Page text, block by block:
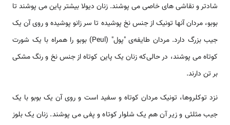
شادتر و نقاشی های خاصی می پوشند. زنان دیولا بیشتر پاین می پوشند تا
بوبو، مردان آنها تونیک از جنس نخ پوشیده تا سر زانو پوشیده و روی آن یک
جیب بزرگ دارد. مردان طایفه‌ی "پول" (Peul) بوبو را همراه با یک شورت
کوتاه می پوشند، در حالی‌که زنان یک پاین کوتاه از جنس نخ و رنگ مشکی
بر تن دارند.
نزد توکلروها، تونیک مردان کوتاه و سفید است و روی آن یک بوبو با یک
جیب مثلثی و زیر آن هم یک شلوار کوتاه و پفی می پوشند. زنان یک بلوز